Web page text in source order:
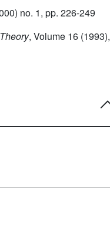
no. 1, pp. 226-249
, Volume 16 (1993),